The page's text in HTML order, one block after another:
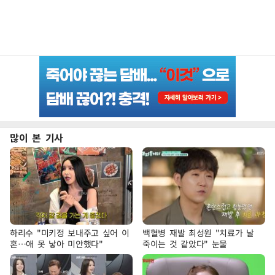
많이 본 기사
하리수 "미키정 보내주고 싶어 이
혼…애 못 낳아 미안했다"
백혈병 재발 최성원 "치료가 날
죽이는 것 같았다" 눈물